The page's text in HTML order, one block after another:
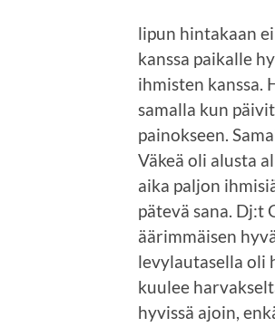
lipun hintakaan
kanssa paikalle
ihmisten kanssa.
samalla kun
painokseen.
Väkeä oli alusta
aika paljon
pätevä sana. Dj:t
äärimmäisen
levylautasella oli
kuulee
hyvissä ajoin,